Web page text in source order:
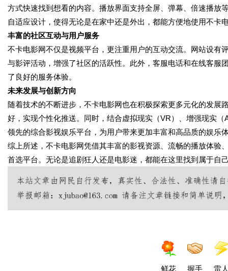
方式快速找到想看的内容。播放界面支持全屏、弹幕、倍速播放
自适应设计，使得无论是在家中还是外出，都能方便地使用不卡
丰富的社区互动与用户服务
不卡电影网不仅是视频平台，更注重用户的互动交流。网站设有
与影评活动，增强了社区的活跃性。此外，客服电话和在线客服
了良好的服务体验。
未来发展与创新方向
随着技术的不断进步，不卡电影网也在积极探索更多元化的发
好，实现个性化推送。同时，结合虚拟现实（VR）、增强现实
领先的综合影视娱乐平台，为用户带来更加丰富和高品质的娱乐
综上所述，不卡电影网凭借其丰富的影视资源、流畅的播放体验
首选平台。无论是追剧狂人还是电影迷，都能在这里找到属于自
鲜花 握手 雷